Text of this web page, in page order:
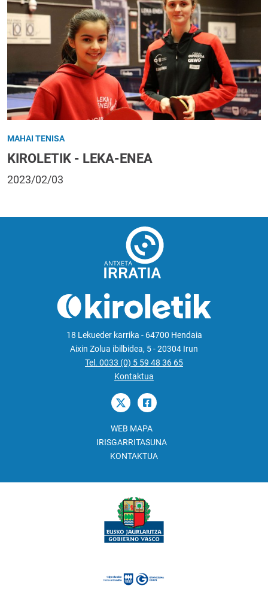
MAHAI TENISA
KIROLETIK - LEKA-ENEA
2023/02/03
18 Lekueder karrika - 64700 Hendaia
Aixin Zolua ibilbidea, 5 - 20304 Irun
Tel. 0033 (0) 5 59 48 36 65
Kontaktua
WEB MAPA
IRISGARRITASUNA
KONTAKTUA